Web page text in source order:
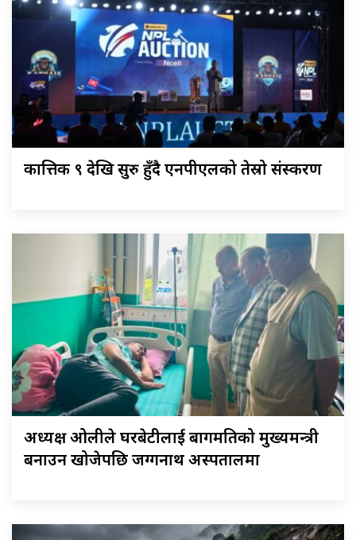
कात्तिक ९ देखि सुरु हुँदै एनपीएलको तेस्रो संस्करण
अध्यक्ष ओलीले घरबेटीलाई बागमतिको मुख्यमन्त्री
बनाउन खोजेपछि जग्गनाथ अस्पतालमा